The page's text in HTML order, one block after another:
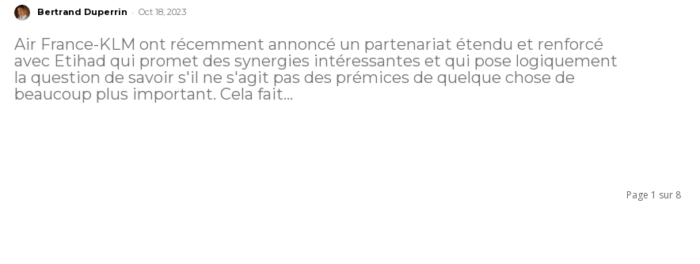
Bertrand Duperrin - Oct 18, 2023
Air France-KLM ont récemment annoncé un partenariat étendu et renforcé
avec Etihad qui promet des synergies intéressantes et qui pose logiquement
la question de savoir s'il ne s'agit pas des prémices de quelque chose de
beaucoup plus important. Cela fait...
Page 1 sur 8